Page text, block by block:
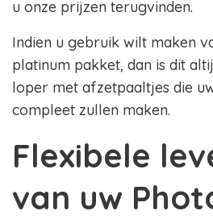
u onze prijzen terugvinden.
Indien u gebruik wilt maken
platinum pakket, dan is dit
loper met afzetpaaltjes die
compleet zullen maken.
Flexibele
van uw